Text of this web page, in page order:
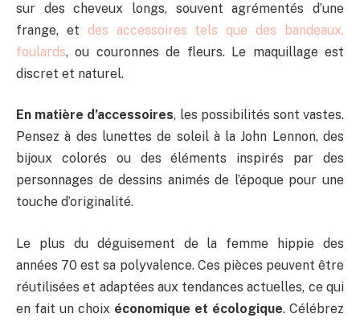
sur des cheveux longs, souvent agrémentés d’une
frange, et des accessoires tels que des bandeaux,
foulards, ou couronnes de fleurs. Le maquillage est
discret et naturel.
En matière d’accessoires, les possibilités sont vastes.
Pensez à des lunettes de soleil à la John Lennon, des
bijoux colorés ou des éléments inspirés par des
personnages de dessins animés de l’époque pour une
touche d’originalité.
Le plus du déguisement de la femme hippie des
années 70 est sa polyvalence. Ces pièces peuvent être
réutilisées et adaptées aux tendances actuelles, ce qui
en fait un choix économique et écologique. Célébrez